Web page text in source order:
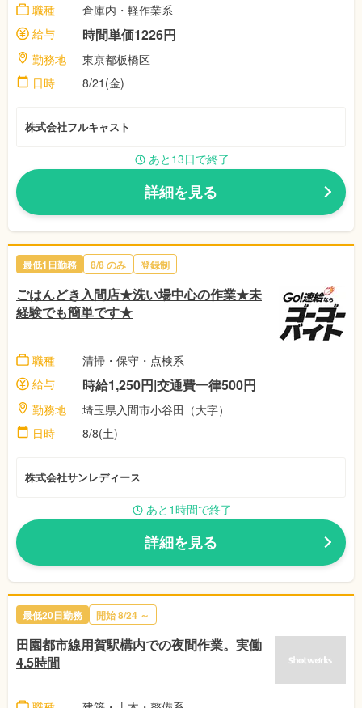
職種
倉庫内・軽作業系
給与
時間単価1226円
勤務地
東京都板橋区
日時
8/21(金)
株式会社フルキャスト
あと13日で終了
詳細を見る
最低1日勤務 8/8のみ 登録制
ごはんどき入間店★洗い場中心の作業★未
経験でも簡単です★
職種
清掃・保守・点検系
給与
時給1,250円|交通費一律500円
勤務地
埼玉県入間市小谷田（大字）
日時
8/8(土)
株式会社サンレディース
あと1時間で終了
詳細を見る
最低20日勤務 開始8/24 ～
田園都市線用賀駅構内での夜間作業。実働
4.5時間